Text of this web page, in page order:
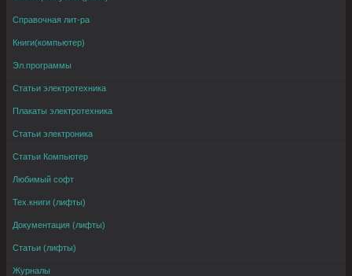
Справочная лит-ра
Книги(компьютер)
Эл.программы
Статьи электротехника
Плакаты электротехника
Статьи электроника
Статьи Компьютер
Любимый софт
Тех.книги (лифты)
Документация (лифты)
Статьи (лифты)
Журналы